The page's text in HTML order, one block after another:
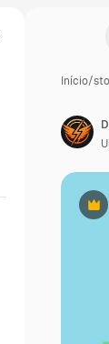
Início/